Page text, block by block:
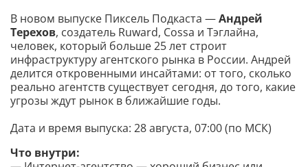
В новом выпуске Пиксель Подкаста —Андрей
Терехов, создатель Ruward, Cossa и Тэглайна,
человек, который больше 25 лет строит
инфраструктуру агентского рынка в России. Андрей
делится откровенными инсайтами: от того, сколько
реально агентств существует сегодня, до того, какие
угрозы ждут рынок в ближайшие годы.
Дата и время выпуска: 28 августа, 07:00 (по МСК)
Что внутри: